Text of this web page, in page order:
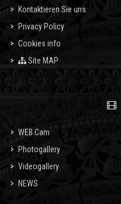
Kontaktieren Sie uns
Privacy Policy
Cookies info
Site MAP
WEB Cam
Photogallery
Videogallery
NEWS